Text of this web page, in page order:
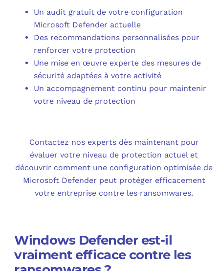
Un audit gratuit de votre configuration
Microsoft Defender actuelle
Des recommandations personnalisées pour
renforcer votre protection
Une mise en œuvre experte des mesures de
sécurité adaptées à votre activité
Un accompagnement continu pour maintenir
votre niveau de protection
Contactez nos experts dès maintenant pour
évaluer votre niveau de protection actuel et
découvrir comment une configuration optimisée de
Microsoft Defender peut protéger efficacement
votre entreprise contre les ransomwares.
Windows Defender est-il
vraiment efficace contre les